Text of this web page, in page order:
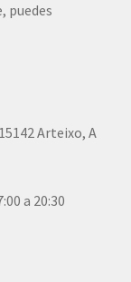
puedes
Arteixo, A
a 20:30